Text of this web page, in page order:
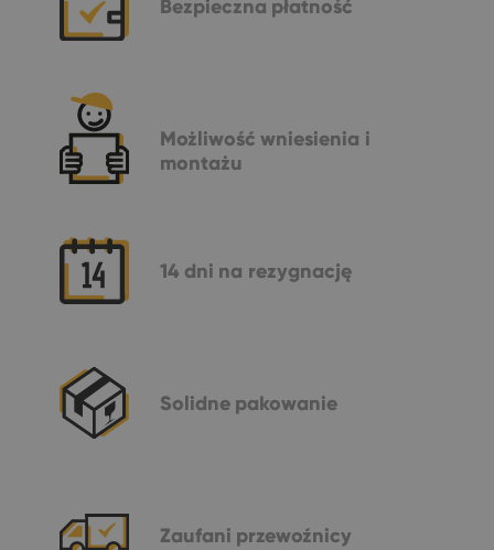
Bezpieczna płatność
Możliwość wniesienia i
montażu
14 dni na rezygnację
Solidne pakowanie
Zaufani przewoźnicy